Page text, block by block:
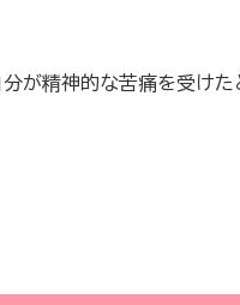
が精神的な苦痛を受け